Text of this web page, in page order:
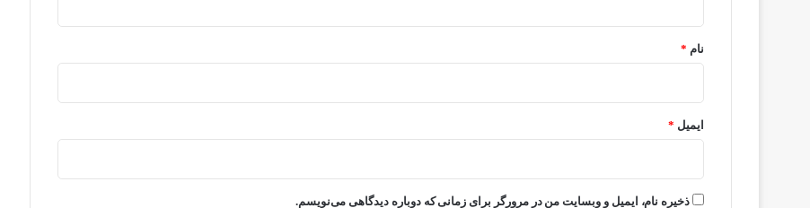
نام *
ایمیل *
ذخیره نام، ایمیل و وبسایت من در مرورگر برای زمانی که دوباره دیدگاهی می‌نویسم.